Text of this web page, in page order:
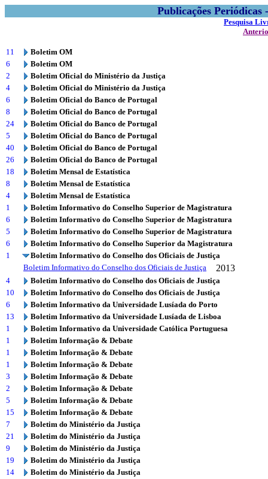
Publicações
Pesquisa
11
Boletim OM
6
Boletim OM
2
Boletim Oficial do Ministério da Justiça
4
Boletim Oficial do Ministério da Justiça
6
Boletim Oficial do Banco de Portugal
8
Boletim Oficial do Banco de Portugal
24
Boletim Oficial do Banco de Portugal
5
Boletim Oficial do Banco de Portugal
40
Boletim Oficial do Banco de Portugal
26
Boletim Oficial do Banco de Portugal
18
Boletim Mensal de Estatística
8
Boletim Mensal de Estatística
4
Boletim Mensal de Estatística
1
Boletim Informativo do Conselho Superior de Magistratura
6
Boletim Informativo do Conselho Superior de Magistratura
5
Boletim Informativo do Conselho Superior de Magistratura
6
Boletim Informativo do Conselho Superior da Magistratura
1
Boletim Informativo do Conselho dos Oficiais de Justiça
Boletim Informativo do Conselho dos Oficiais de Justiça
2013
4
Boletim Informativo do Conselho dos Oficiais de Justiça
10
Boletim Informativo do Conselho dos Oficiais de Justiça
6
Boletim Informativo da Universidade Lusíada do Porto
13
Boletim Informativo da Universidade Lusíada de Lisboa
1
Boletim Informativo da Universidade Católica Portuguesa
1
Boletim Informação & Debate
1
Boletim Informação & Debate
1
Boletim Informação & Debate
3
Boletim Informação & Debate
2
Boletim Informação & Debate
5
Boletim Informação & Debate
15
Boletim Informação & Debate
7
Boletim do Ministério da Justiça
21
Boletim do Ministério da Justiça
9
Boletim do Ministério da Justiça
19
Boletim do Ministério da Justiça
14
Boletim do Ministério da Justiça